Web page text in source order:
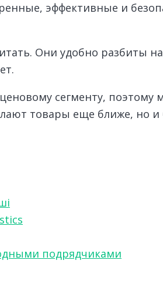
эффективные и
Они удобно разбиты
сегменту, поэтому
товары еще ближе, но
подрядчиками